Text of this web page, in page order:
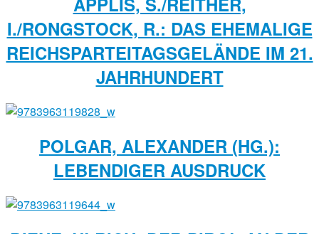
I./RONGSTOCK, R.: DAS EHEMALIGE
REICHSPARTEITAGSGELÄNDE IM 21.
JAHRHUNDERT
POLGAR, ALEXANDER (HG.):
LEBENDIGER AUSDRUCK